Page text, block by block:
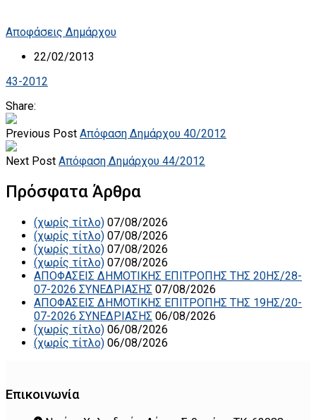
Αποφάσεις Δημάρχου
22/02/2013
43-2012
Share:
Previous Post Απόφαση Δημάρχου 40/2012
Next Post Απόφαση Δημάρχου 44/2012
Πρόσφατα Άρθρα
(χωρίς τίτλο) 07/08/2026
(χωρίς τίτλο) 07/08/2026
(χωρίς τίτλο) 07/08/2026
(χωρίς τίτλο) 07/08/2026
ΑΠΟΦΑΣΕΙΣ ΔΗΜΟΤΙΚΗΣ ΕΠΙΤΡΟΠΗΣ ΤΗΣ 20ΗΣ/28-
07-2026 ΣΥΝΕΔΡΙΑΣΗΣ 07/08/2026
ΑΠΟΦΑΣΕΙΣ ΔΗΜΟΤΙΚΗΣ ΕΠΙΤΡΟΠΗΣ ΤΗΣ 19ΗΣ/20-
07-2026 ΣΥΝΕΔΡΙΑΣΗΣ 06/08/2026
(χωρίς τίτλο) 06/08/2026
(χωρίς τίτλο) 06/08/2026
Επικοινωνία